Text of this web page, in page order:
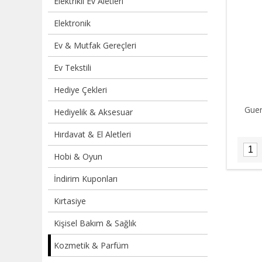
Elektronik
Ev & Mutfak Gereçleri
Ev Tekstili
Hediye Çekleri
Hediyelik & Aksesuar
Hırdavat & El Aletleri
Hobi & Oyun
İndirim Kuponları
Kırtasiye
Kişisel Bakım & Sağlık
Kozmetik & Parfüm